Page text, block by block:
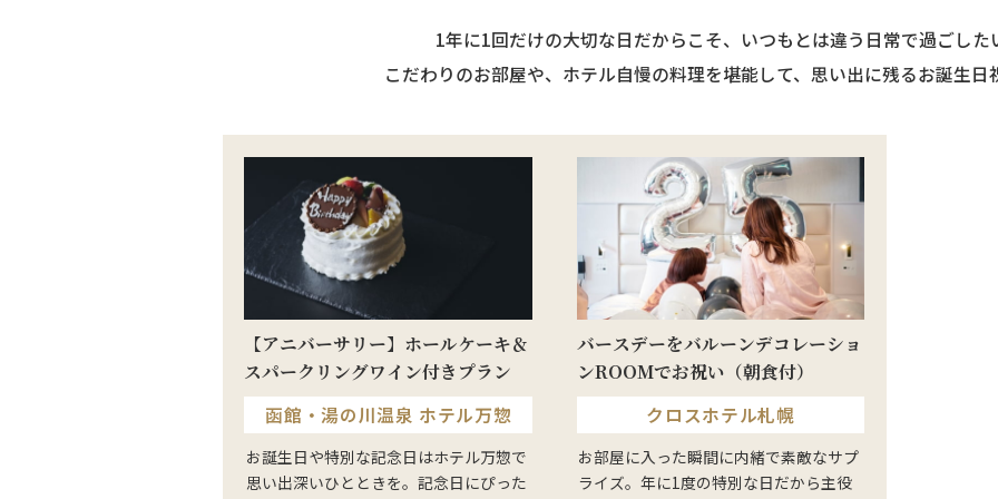
1年に1回だけの大切な日だからこそ、 いつもとは違う日常で過ごした
こだわりのお部屋や、ホテル自慢の料理を堪能して、 思い出に残るお誕生日
【アニバーサリー】ホールケーキ＆
スパークリングワイン付きプラン
函館・湯の川温泉 ホテル万惣
お誕生日や特別な記念日はホテル万惣で
思い出深いひとときを。記念日にぴった
バースデーをバルーンデコレーショ
ンROOMでお祝い（朝食付）
クロスホテル札幌
お部屋に入った瞬間に内緒で素敵なサプ
ライズ。年に1度の特別な日だから主役